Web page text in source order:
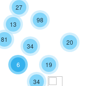
19
34
13
27
20
6
81
98
34